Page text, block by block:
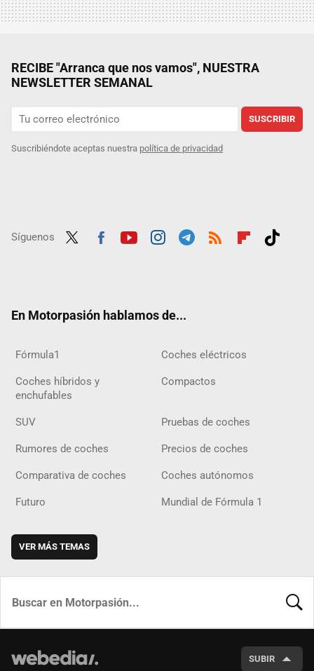
RECIBE "Arranca que nos vamos", NUESTRA
NEWSLETTER SEMANAL
SUSCRIBIR
Suscribiéndote aceptas nuestra política de privacidad
Síguenos
En Motorpasión hablamos de...
Fórmula1 Coches eléctricos
Coches híbridos y
enchufables
Compactos
SUV Pruebas de coches
Rumores de coches Precios de coches
Comparativa de coches Coches autónomos
Futuro Mundial de Fórmula 1
VER MÁS TEMAS
SUBIR